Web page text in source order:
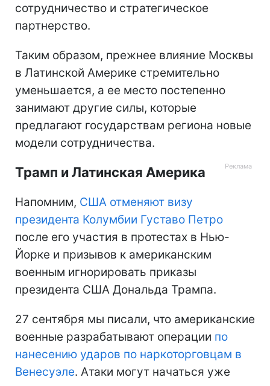
сотрудничество и стратегическое
партнерство.
Таким образом, прежнее влияние Москвы
в Латинской Америке стремительно
уменьшается, а ее место постепенно
занимают другие силы, которые
предлагают государствам региона новые
модели сотрудничества.
Трамп и Латинская Америка
Напомним, США отменяют визу
президента Колумбии Густаво Петро
после его участия в протестах в Нью-
Йорке и призывов к американским
военным игнорировать приказы
президента США Дональда Трампа.
27 сентября мы писали, что американские
военные разрабатывают операции по
нанесению ударов по наркоторговцам в
Венесуэле. Атаки могут начаться уже